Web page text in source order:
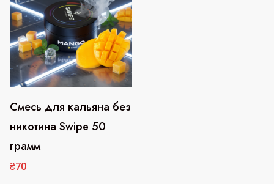
Смесь для кальяна без
никотина Swipe 50
грамм
₴70
Этот
товар
имеет
несколько